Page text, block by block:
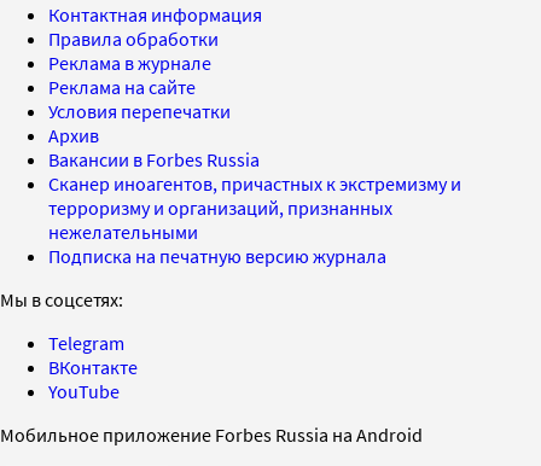
Контактная информация
Правила обработки
Реклама в журнале
Реклама на сайте
Условия перепечатки
Архив
Вакансии в Forbes Russia
Сканер иноагентов, причастных к экстремизму и
терроризму и организаций, признанных
нежелательными
Подписка на печатную версию журнала
Мы в соцсетях:
Telegram
ВКонтакте
YouTube
Мобильное приложение Forbes Russia на Android